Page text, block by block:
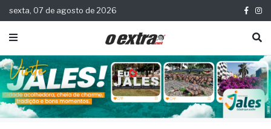
sexta, 07 de agosto de 2026